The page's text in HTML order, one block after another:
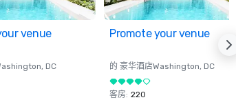
venue
, DC
Promote your venue
的 豪华酒店Washington, DC
客房: 220